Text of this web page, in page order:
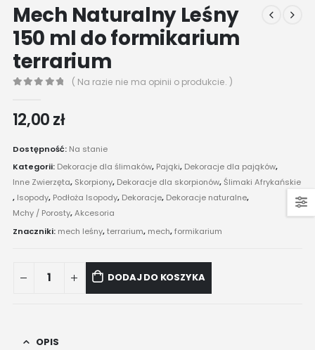
Mech Naturalny Leśny
150 ml do formikarium
terrarium
( Na razie nie ma opinii o produkcie. )
12,00zł
Dostępność: Na stanie
Kategorii: Dekoracje dla ślimaków, Pająki, Dekoracje dla pająków,
Inne Zwierzęta, Skorpiony, Dekoracje dla skorpionów,Ślimaki Afrykańskie
, Isopody, Podłoża Isopody, Dekoracje, Dekoracje naturalne,
Mchy / Porosty,Akcesoria
Znaczniki: mech leśny,terrarium, mech,formikarium
DODAJ DO KOSZYKA
OPIS